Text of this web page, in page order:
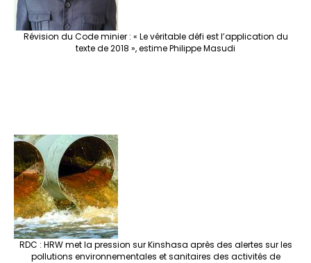
Révision du Code minier : « Le véritable défi est l’application du
texte de 2018 », estime Philippe Masudi
RDC : HRW met la pression sur Kinshasa après des alertes sur les
pollutions environnementales et sanitaires des activités de